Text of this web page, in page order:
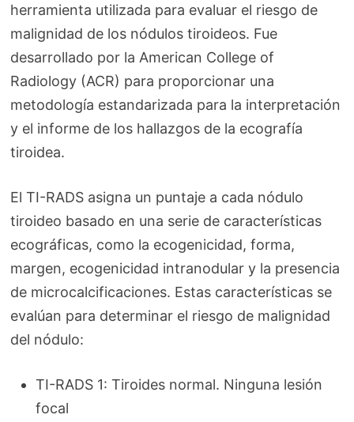
herramienta utilizada para evaluar el riesgo de
malignidad de los nódulos tiroideos. Fue
desarrollado por la American College of
Radiology (ACR) para proporcionar una
metodología estandarizada para la interpretación
y el informe de los hallazgos de la ecografía
tiroidea.
El TI-RADS asigna un puntaje a cada nódulo
tiroideo basado en una serie de características
ecográficas, como la ecogenicidad, forma,
margen, ecogenicidad intranodular y la presencia
de microcalcificaciones. Estas características se
evalúan para determinar el riesgo de malignidad
del nódulo:
TI-RADS 1: Tiroides normal. Ninguna lesión
focal